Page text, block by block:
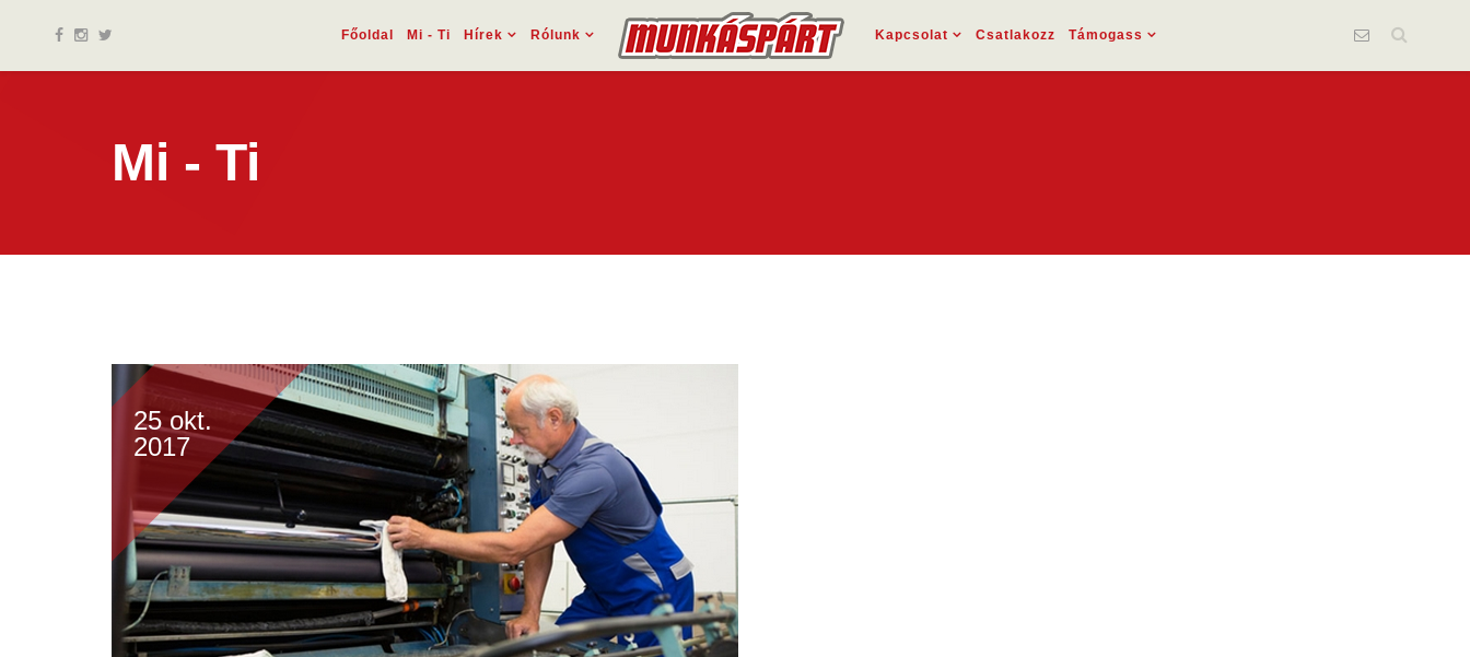
Főoldal Mi - Ti Hírek Rólunk Kapcsolat Csatlakozz Támogass
Mi - Ti
25 okt.
2017